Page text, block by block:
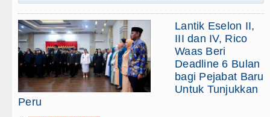
Lantik Eselon II,
III dan IV, Rico
Waas Beri
Deadline 6 Bulan
bagi Pejabat Baru
Untuk Tunjukkan
Peru